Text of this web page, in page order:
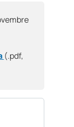
(.pdf,